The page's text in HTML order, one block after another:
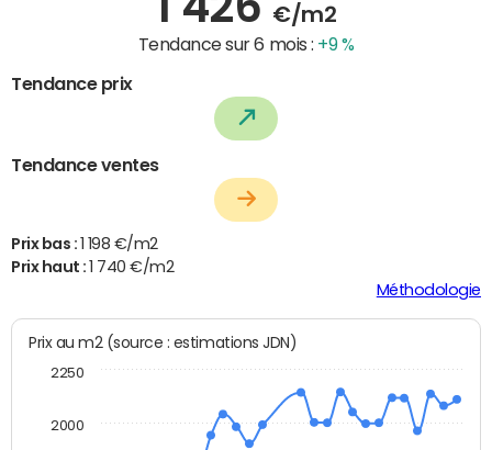
€/m2
Tendance sur 6 mois : +9 %
Tendance prix
Tendance ventes
Prix bas : 1 198 €/m2
Prix haut :1 740 €/m2
Méthodologie
Prix au m2 (source : estimations JDN)
2000
2250